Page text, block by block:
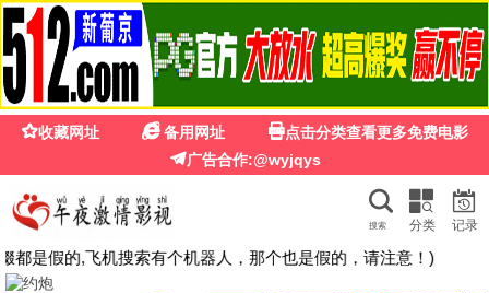
🍉光棍影院免费在线观看 ☰